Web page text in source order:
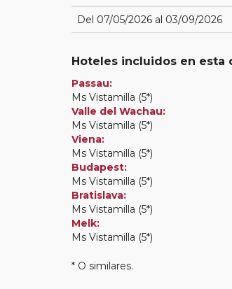
Del 07/05/2026 al 03/09/2026
Hoteles incluidos en esta
Passau:
Ms Vistamilla (5*)
Valle del Wachau:
Ms Vistamilla (5*)
Viena:
Ms Vistamilla (5*)
Budapest:
Ms Vistamilla (5*)
Bratislava:
Ms Vistamilla (5*)
Melk:
Ms Vistamilla (5*)
* O similares.